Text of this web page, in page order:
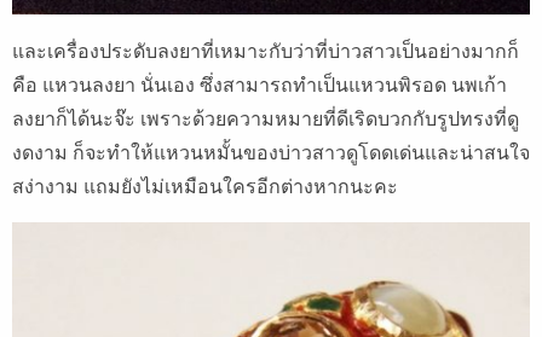
และเครื่องประดับลงยาที่เหมาะกับว่าที่บ่าวสาวเป็นอย่างมากก็
คือ แหวนลงยา นั่นเอง ซึ่งสามารถทำเป็นแหวนพิรอด นพเก้า
ลงยาก็ได้นะจ๊ะ เพราะด้วยความหมายที่ดีเริดบวกกับรูปทรงที่ดู
งดงาม ก็จะทำให้แหวนหมั้นของบ่าวสาวดูโดดเด่นและน่าสนใจ
สง่างาม แถมยังไม่เหมือนใครอีกต่างหากนะคะ